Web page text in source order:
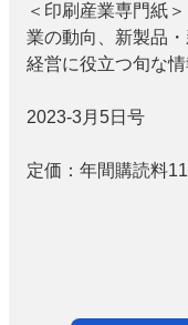
＜印刷産業専門紙
業の動向、新製品
経営に役立つ旬な
2023-3月5日号
定価： 年間購読料